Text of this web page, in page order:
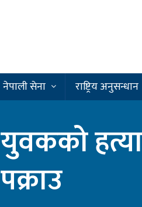
नेपाली सेना राष्ट्रिय अनुसन्धान
युवकको
पक्राउ